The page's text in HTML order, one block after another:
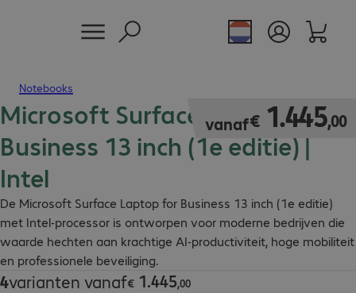
Notebooks
Microsoft Surface Laptop for
Business 13 inch (1e editie) |
Intel
De Microsoft Surface Laptop for Business 13 inch (1e editie)
met Intel-processor is ontworpen voor moderne bedrijven die
waarde hechten aan krachtige AI-productiviteit, hoge mobiliteit
en professionele beveiliging.
vanaf€ 1.445,00
€ 1.445,00
4varianten vanaf€ 1.445,00
€ 1.445,00